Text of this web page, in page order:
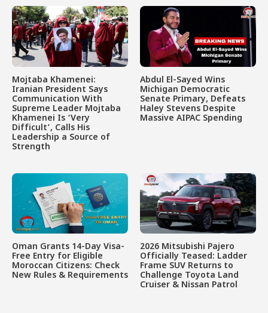
Mojtaba Khamenei:
Iranian President Says
Communication With
Supreme Leader Mojtaba
Khamenei Is ‘Very
Difficult’, Calls His
Leadership a Source of
Strength
Abdul El-Sayed Wins
Michigan Democratic
Senate Primary, Defeats
Haley Stevens Despite
Massive AIPAC Spending
Oman Grants 14-Day Visa-
Free Entry for Eligible
Moroccan Citizens: Check
New Rules & Requirements
2026 Mitsubishi Pajero
Officially Teased: Ladder
Frame SUV Returns to
Challenge Toyota Land
Cruiser & Nissan Patrol